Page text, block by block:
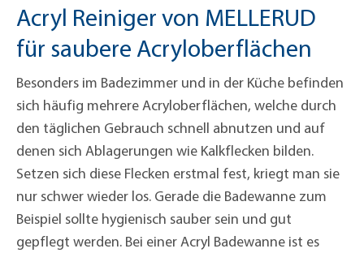
Acryl Reiniger von MELLERUD
für saubere Acryloberflächen
Besonders im Badezimmer und in der Küche befinden
sich häufig mehrere Acryloberflächen, welche durch
den täglichen Gebrauch schnell abnutzen und auf
denen sich Ablagerungen wie Kalkflecken bilden.
Setzen sich diese Flecken erstmal fest, kriegt man sie
nur schwer wieder los. Gerade die Badewanne zum
Beispiel sollte hygienisch sauber sein und gut
gepflegt werden. Bei einer Acryl Badewanne ist es